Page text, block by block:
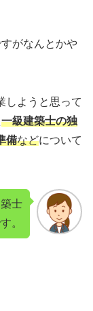
がなんとかや
しようと思って
一級建築士の独
備などについて
士
。